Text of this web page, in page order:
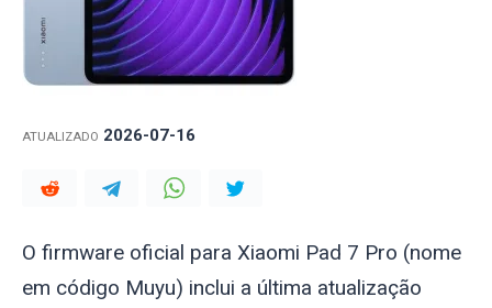
ATUALIZADO 2026-07-16
O firmware oficial para Xiaomi Pad 7 Pro (nome
em código Muyu) inclui a última atualização